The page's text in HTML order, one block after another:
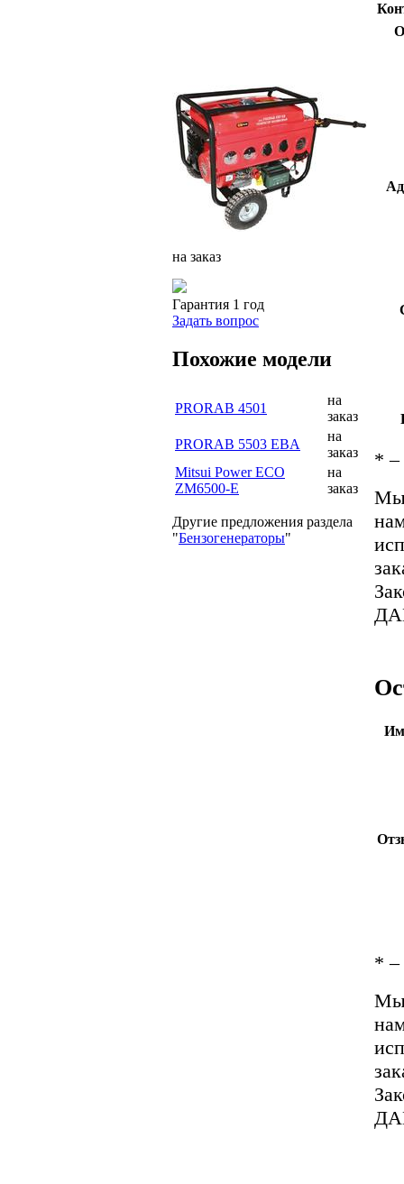
на заказ
Гарантия 1 год
Задать вопрос
Похожие модели
PRORAB 4501
на
заказ
PRORAB 5503 EBA
на
заказ
Mitsui Power ECO
ZM6500-E
на
заказ
Другие предложения раздела
"Бензогенераторы"
* –
Мы
* –
Мы